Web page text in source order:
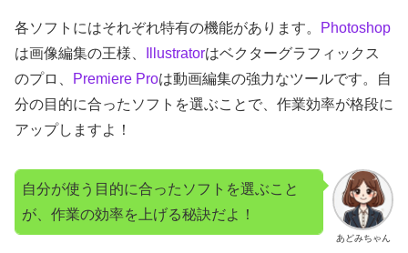
各ソフトにはそれぞれ特有の機能があります。
Photoshop
は画像編集の王様、
Illustratorはベクターグラフィックス
のプロ、
Premiere Proは動画編集の強力なツールです。自
分の目的に合ったソフトを選ぶことで、作業効率が格段に
アップしますよ！
あどみちゃん
自分が使う目的に合ったソフトを選ぶこと
が、作業の効率を上げる秘訣だよ！